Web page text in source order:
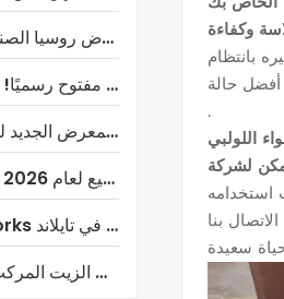
شركة Coolworks ستشارك في معرض روسيا الصناعي!
معرض تايلاند إكسبو مفتوح رسميًا! كول وركس هنا بانتظاركم!
فاصل الزيت المركب المُطوّر حديثًا من شركة Coolworks!
.